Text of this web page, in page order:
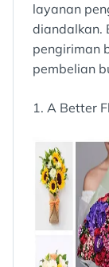
layanan
diandalkan.
pengiriman
pembelian
1. A Better